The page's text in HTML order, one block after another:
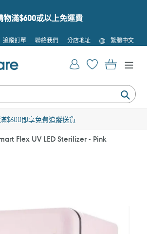
物滿$600或以上免運費
追蹤訂單 聯絡我們 分店地址
語
言
繁體中文
提
登入 購物車
滿$600即享免費追蹤送貨
Flex UV LED Sterilizer - Pink